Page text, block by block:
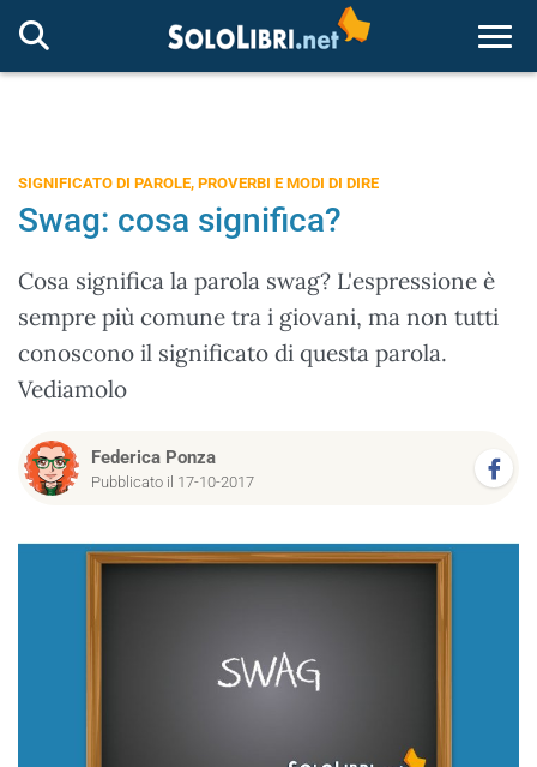
SIGNIFICATO DI PAROLE, PROVERBI E MODI DI DIRE
Swag: cosa significa?
Cosa significa la parola swag? L'espressione è
sempre più comune tra i giovani, ma non tutti
conoscono il significato di questa parola.
Vediamolo
Federica Ponza
Pubblicato il 17-10-2017